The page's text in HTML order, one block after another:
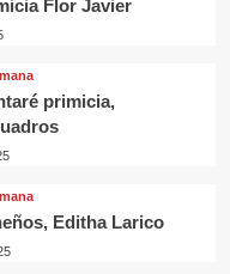
Flor Javier
primicia,
Editha Larico